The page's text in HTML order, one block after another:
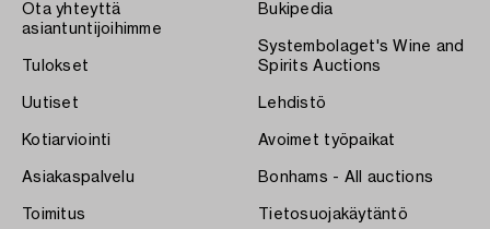
Ota yhteyttä
asiantuntijoihimme
Tulokset
Uutiset
Kotiarviointi
Asiakaspalvelu
Toimitus
Bukipedia
Systembolaget's Wine and
Spirits Auctions
Lehdistö
Avoimet työpaikat
Bonhams - All auctions
Tietosuojakäytäntö